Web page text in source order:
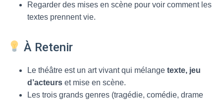
Regarder des mises en scène pour voir comment les
textes prennent vie.
À Retenir
Le théâtre est un art vivant qui mélange texte, jeu
d’acteurs et mise en scène.
Les trois grands genres (tragédie, comédie, drame